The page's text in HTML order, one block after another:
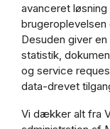
avanceret
Desuden giver
statistik,
og service
data-drevet
Vi dækker alt fra